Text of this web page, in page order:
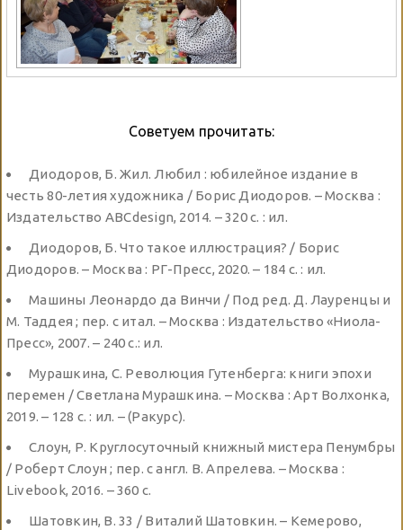
Советуем прочитать:
Диодоров, Б. Жил. Любил : юбилейное издание в
честь 80-летия художника / Борис Диодоров. – Москва :
Издательство ABCdesign, 2014. – 320 с. : ил.
Диодоров, Б. Что такое иллюстрация? / Борис
Диодоров. – Москва : РГ-Пресс, 2020. – 184 с. : ил.
Машины Леонардо да Винчи / Под ред. Д. Лауренцы и
М. Таддея ; пер. с итал. – Москва : Издательство «Ниола-
Пресс», 2007. – 240 с.: ил.
Мурашкина, С. Революция Гутенберга: книги эпохи
перемен / Светлана Мурашкина. – Москва : Арт Волхонка,
2019. – 128 с. : ил. – (Ракурс).
Слоун, Р. Круглосуточный книжный мистера Пенумбры
/ Роберт Слоун ; пер. с англ. В. Апрелева. – Москва :
Livebook, 2016. – 360 с.
Шатовкин, В. 33 / Виталий Шатовкин. – Кемерово,